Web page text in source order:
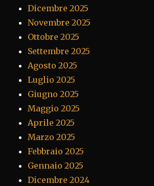
Dicembre 2025
Novembre 2025
Ottobre 2025
Settembre 2025
Agosto 2025
Luglio 2025
Giugno 2025
Maggio 2025
Aprile 2025
Marzo 2025
Febbraio 2025
Gennaio 2025
Dicembre 2024